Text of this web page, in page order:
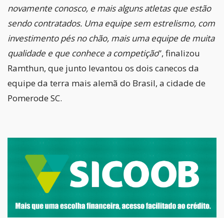
novamente conosco, e mais alguns atletas que estão
sendo contratados. Uma equipe sem estrelismo, com
investimento pés no chão, mais uma equipe de muita
qualidade e que conhece a competição”, finalizou
Ramthun, que junto levantou os dois canecos da
equipe da terra mais alemã do Brasil, a cidade de
Pomerode SC.